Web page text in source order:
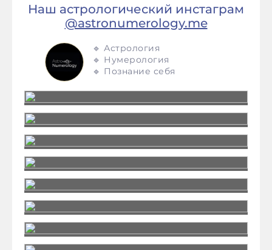
Наш астрологический инстаграм
@astronumerology.me
🔹 Астрология
🔹 Нумерология
🔹 Познание себя